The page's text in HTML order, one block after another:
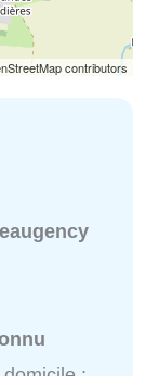
contributors